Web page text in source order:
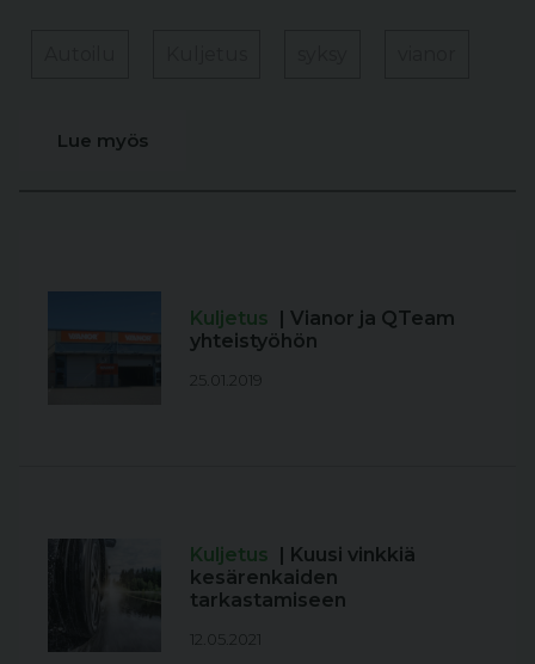
Lue myös
Kuljetus | Vianor ja QTeam
yhteistyöhön
25.01.2019
Kuljetus | Kuusi vinkkiä
kesärenkaiden
tarkastamiseen
12.05.2021